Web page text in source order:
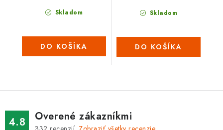
Skladom
DO KOŠÍKA
Skladom
DO KOŠÍKA
4.8 Overené zákazníkmi